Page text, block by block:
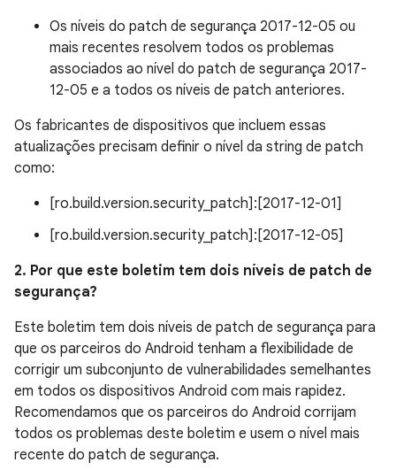
Os níveis do patch de segurança 2017-12-05 ou
mais recentes resolvem todos os problemas
associados ao nível do patch de segurança 2017-
12-05 e a todos os níveis de patch anteriores.
Os fabricantes de dispositivos que incluem essas
atualizações precisam definir o nível da string de patch
como:
[ro.build.version.security_patch]:[2017-12-01]
[ro.build.version.security_patch]:[2017-12-05]
2. Por que este boletim tem dois níveis de patch de
segurança?
Este boletim tem dois níveis de patch de segurança para
que os parceiros do Android tenham a flexibilidade de
corrigir um subconjunto de vulnerabilidades semelhantes
em todos os dispositivos Android com mais rapidez.
Recomendamos que os parceiros do Android corrijam
todos os problemas deste boletim e usem o nível mais
recente do patch de segurança.